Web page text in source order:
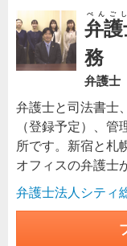
弁
べんご
弁護士
弁護士と司法書士
（登録予定）、
所です。新宿と札
オフィスの弁護士
弁護士法人シティ